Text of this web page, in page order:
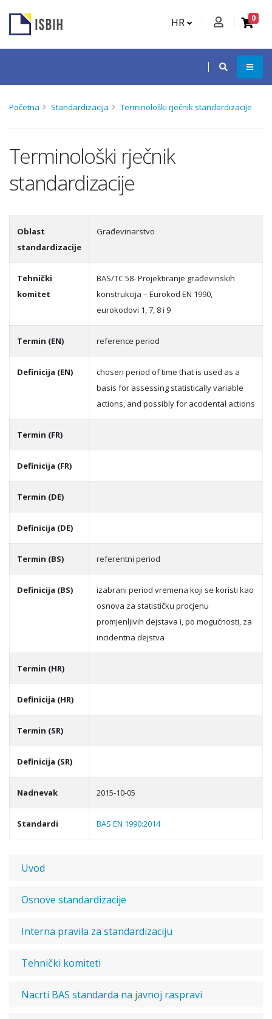
HR 0
Početna Standardizacija Terminološki rječnik standardizacije
Terminološki rječnik
standardizacije
Oblast
standardizacije
Građevinarstvo
Tehnički
komitet
BAS/TC 58- Projektiranje građevinskih
konstrukcija – Eurokod EN 1990,
eurokodovi 1, 7, 8 i 9
Termin (EN) reference period
Definicija (EN)
chosen period of time that is used as a
basis for assessing statistically variable
actions, and possibly for accidental actions
Termin (FR)
Definicija (FR)
Termin (DE)
Definicija (DE)
Termin (BS) referentni period
Definicija (BS)
izabrani period vremena koji se koristi kao
osnova za statističku procjenu
promjenlјivih dejstava i, po mogućnosti, za
incidentna dejstva
Termin (HR)
Definicija (HR)
Termin (SR)
Definicija (SR)
Nadnevak 2015-10-05
Standardi BAS EN 1990:2014
Uvod
Osnove standardizacije
Interna pravila za standardizaciju
Tehnički komiteti
Nacrti BAS standarda na javnoj raspravi